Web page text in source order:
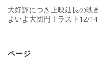
大好評につき上映延長の映
よいよ大団円！ラスト12/
ページ